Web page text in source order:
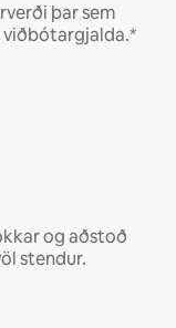
þar sem
viðbótargjalda.*
og aðstoð
stendur.